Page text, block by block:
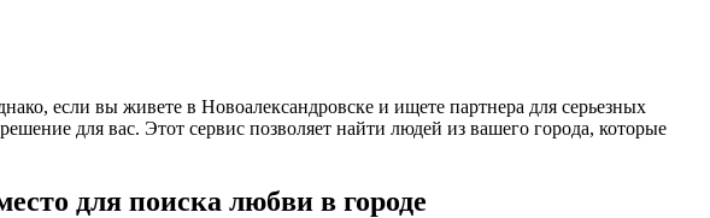
если вы живете в Новоалександровске и ищете партнера для серьезных
для вас. Этот сервис позволяет найти людей из вашего города, которые
для поиска любви в городе